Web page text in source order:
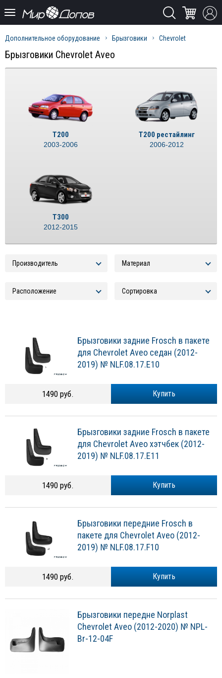
Дополнительное оборудование Брызговики Chevrolet
Брызговики Chevrolet Aveo
T200
2003-2006
T200 рестайлинг
2006-2012
T300
2012-2015
Брызговики задние Frosch в пакете
для Chevrolet Aveo седан (2012-
2019) № NLF.08.17.E10
Купить
1490 руб.
Брызговики задние Frosch в пакете
для Chevrolet Aveo хэтчбек (2012-
2019) № NLF.08.17.E11
Купить
1490 руб.
Брызговики передние Frosch в
пакете для Chevrolet Aveo (2012-
2019) № NLF.08.17.F10
Купить
1490 руб.
Брызговики передне Norplast
Chevrolet Aveo (2012-2020) № NPL-
Br-12-04F